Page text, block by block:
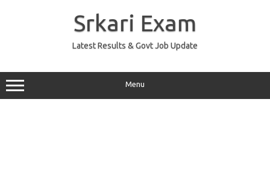
Srkari Exam
Latest Results & Govt Job Update
Menu